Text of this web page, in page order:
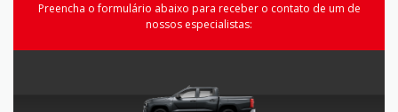
Preencha o formulário abaixo para receber o contato de um de
nossos especialistas: